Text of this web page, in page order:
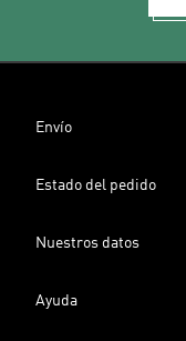
Envío
Estado del pedido
Nuestros datos
Ayuda